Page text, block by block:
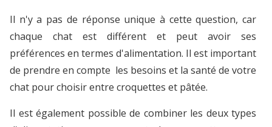
Il n'y a pas de réponse unique à cette question, car
chaque chat est différent et peut avoir ses
préférences en termes d'alimentation. Il est important
de prendre en compte les besoins et la santé de votre
chat pour choisir entre croquettes et pâtée.
Il est également possible de combiner les deux types